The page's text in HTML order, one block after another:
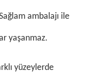
ambalajı ile
yaşanmaz.
yüzeylerde